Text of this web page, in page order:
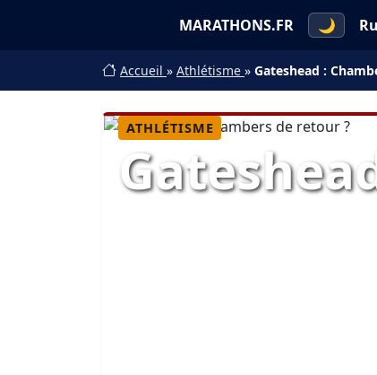
MARATHONS.FR 🌙
Accueil » Athlétisme » Gateshead :
ATHLÉTISME